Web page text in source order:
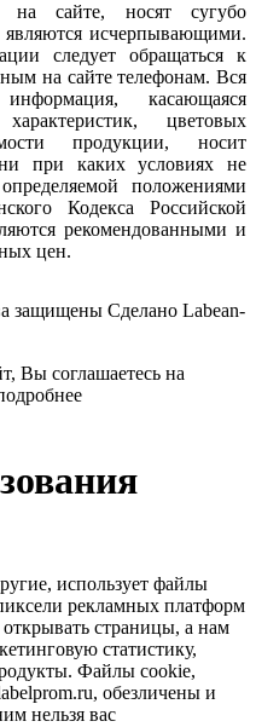
на сайте, носят сугубо
исчерпывающими.
следует обращаться к
на сайте телефонам. Вся
касающаяся
цветовых
продукции, носит
при каких условиях не
положениями
Кодекса Российской
рекомендованными и
цен.
Сделано Labean-
Вы соглашаетесь на
использует файлы
рекламных платформ
страницы, а нам
статистику,
Файлы сookie,
обезличены и
нельзя вас